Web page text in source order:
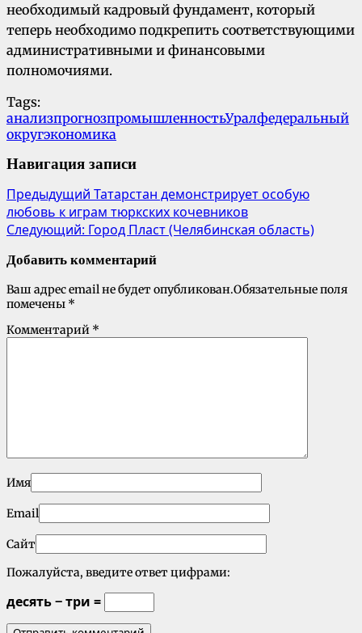
необходимый кадровый фундамент, который
теперь необходимо подкрепить соответствующими
административными и финансовыми
полномочиями.
Tags:
анализпрогнозпромышленностьУралфедеральный
округэкономика
Навигация записи
Предыдущий Татарстан демонстрирует особую
любовь к играм тюркских кочевников
Следующий: Город Пласт (Челябинская область)
Добавить комментарий
Ваш адрес email не будет опубликован.Обязательные поля
помечены *
Комментарий *
Имя
Email
Сайт
Пожалуйста, введите ответ цифрами:
десять − три =